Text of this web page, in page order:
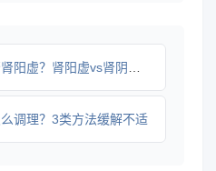
？肾阳虚vs肾阴虚怎么辨识
调理？3类方法缓解不适